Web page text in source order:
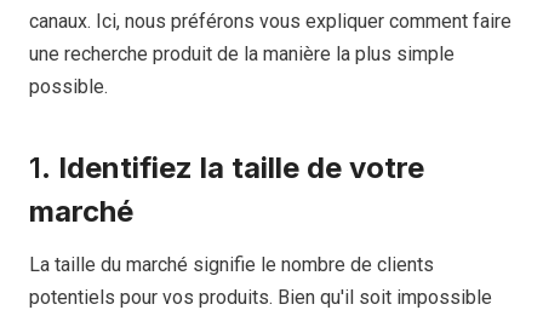
canaux. Ici, nous préférons vous expliquer comment faire
une recherche produit de la manière la plus simple
possible.
1. Identifiez la taille de votre
marché
La taille du marché signifie le nombre de clients
potentiels pour vos produits. Bien qu'il soit impossible